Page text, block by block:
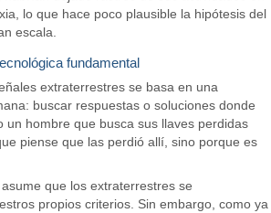
lo que hace poco plausible la hipótesis del
escala.
fundamental
extraterrestres se basa en una
buscar respuestas o soluciones donde
un hombre que busca sus llaves perdidas
piense que las perdió allí, sino porque es
que los extraterrestres se
propios criterios. Sin embargo, como ya